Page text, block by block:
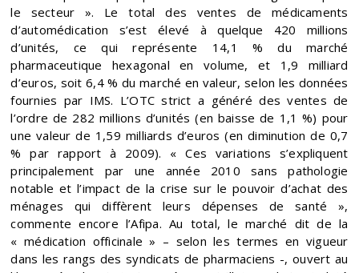
le secteur ». Le total des ventes de médicaments
d’automédication s’est élevé à quelque 420 millions
d’unités, ce qui représente 14,1 % du marché
pharmaceutique hexagonal en volume, et 1,9 milliard
d’euros, soit 6,4 % du marché en valeur, selon les données
fournies par IMS. L’OTC strict a généré des ventes de
l’ordre de 282 millions d’unités (en baisse de 1,1 %) pour
une valeur de 1,59 milliards d’euros (en diminution de 0,7
% par rapport à 2009). « Ces variations s’expliquent
principalement par une année 2010 sans pathologie
notable et l’impact de la crise sur le pouvoir d’achat des
ménages qui diffèrent leurs dépenses de santé »,
commente encore l’Afipa. Au total, le marché dit de la
« médication officinale » – selon les termes en vigueur
dans les rangs des syndicats de pharmaciens -, ouvert au